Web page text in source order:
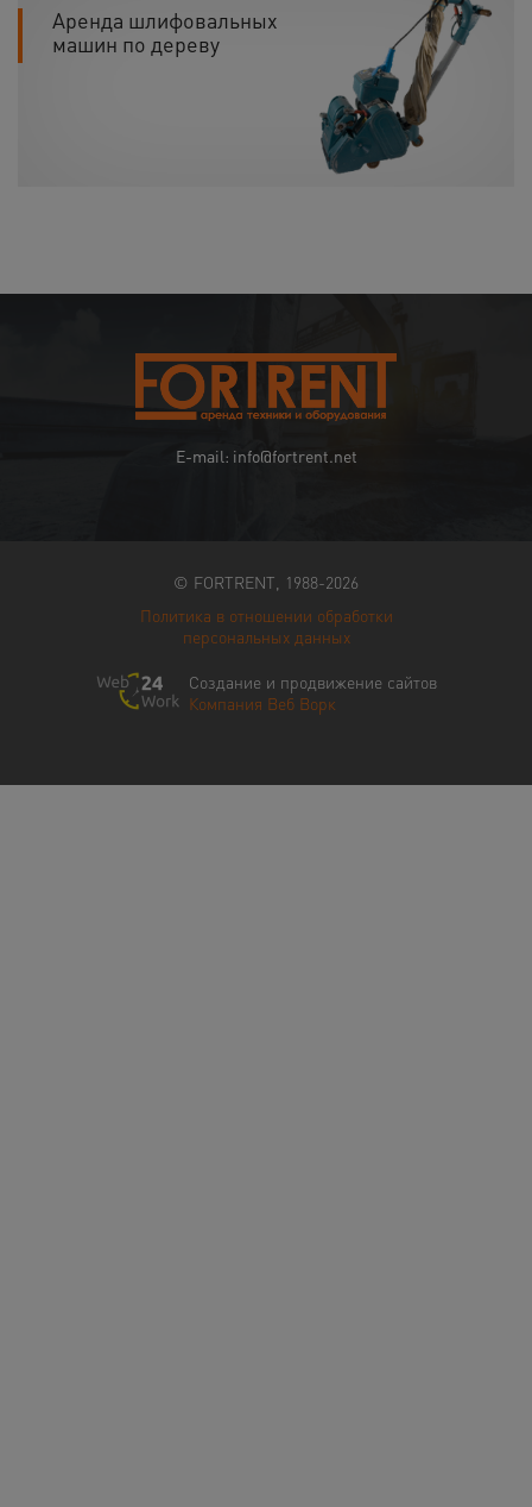
Аренда шлифовальных
машин по дереву
E-mail: info@fortrent.net
© FORTRENT, 1988-2026
Политика в отношении обработки
персональных данных
Создание и продвижение сайтов
Компания Веб Ворк